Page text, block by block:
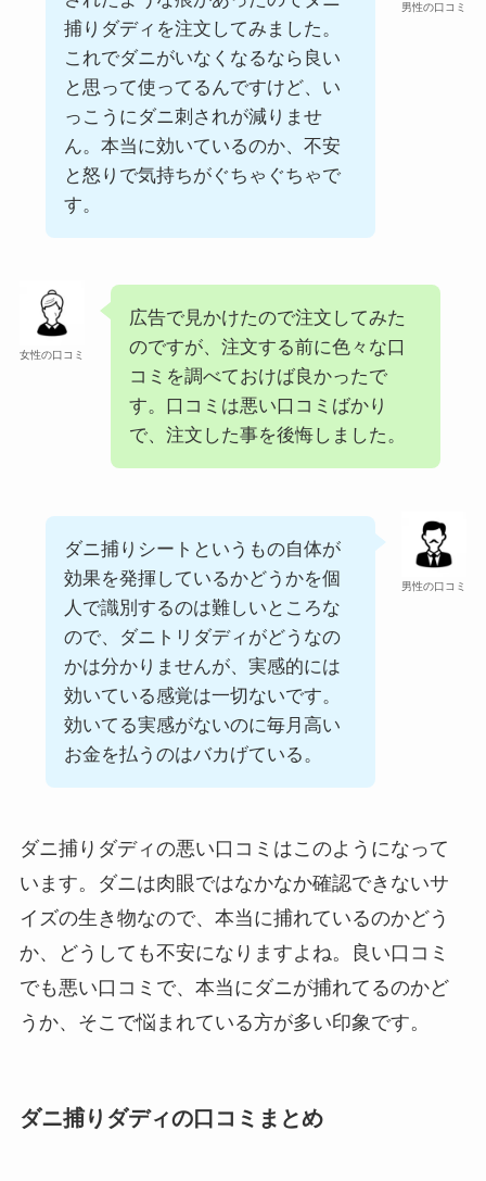
男性の口コミ
捕りダディを注文してみました。
これでダニがいなくなるなら良い
と思って使ってるんですけど、い
っこうにダニ刺されが減りませ
ん。本当に効いているのか、不安
と怒りで気持ちがぐちゃぐちゃで
す。
女性の口コミ
広告で見かけたので注文してみた
のですが、注文する前に色々な口
コミを調べておけば良かったで
す。口コミは悪い口コミばかり
で、注文した事を後悔しました。
男性の口コミ
ダニ捕りシートというもの自体が
効果を発揮しているかどうかを個
人で識別するのは難しいところな
ので、ダニトリダディがどうなの
かは分かりませんが、実感的には
効いている感覚は一切ないです。
効いてる実感がないのに毎月高い
お金を払うのはバカげている。
ダニ捕りダディの悪い口コミはこのようになって
います。ダニは肉眼ではなかなか確認できないサ
イズの生き物なので、本当に捕れているのかどう
か、どうしても不安になりますよね。良い口コミ
でも悪い口コミで、本当にダニが捕れてるのかど
うか、そこで悩まれている方が多い印象です。
ダニ捕りダディの口コミまとめ